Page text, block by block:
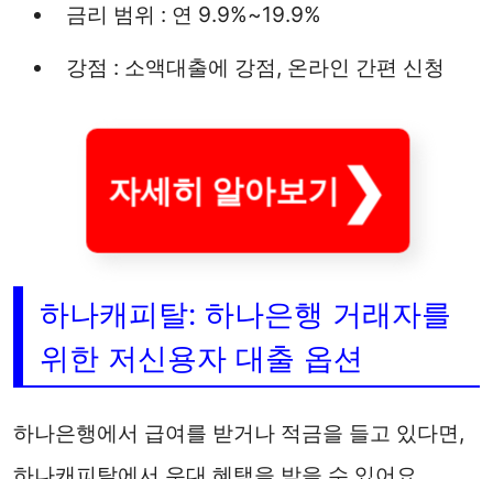
금리 범위 : 연 9.9%~19.9%
강점 : 소액대출에 강점, 온라인 간편 신청
자세히 알아보기
하나캐피탈: 하나은행 거래자를
위한 저신용자 대출 옵션
하나은행에서 급여를 받거나 적금을 들고 있다면,